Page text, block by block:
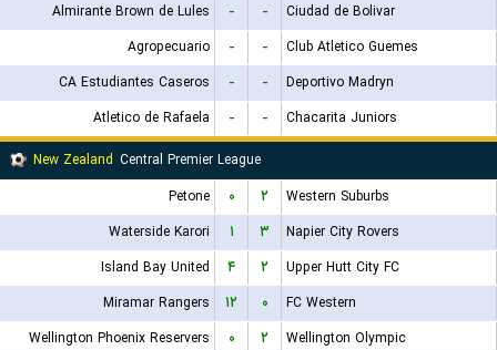
Almirante Brown de Lules
- -
Ciudad de Bolivar
Agropecuario
- -
Club Atletico Guemes
CA Estudiantes Caseros
- -
Deportivo Madryn
Atletico de Rafaela
- -
Chacarita Juniors
New Zealand Central Premier League
Petone
۰ ۲
Western Suburbs
Waterside Karori
۱ ۳
Napier City Rovers
Island Bay United
۴ ۲
Upper Hutt City FC
Miramar Rangers
۱۲ ۰
FC Western
Wellington Phoenix Reservers
۰ ۲
Wellington Olympic